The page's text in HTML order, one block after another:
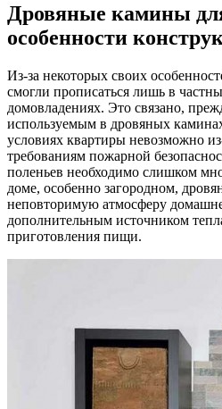
Дровяные камины
особенности
Из-за некоторых своих
смогли прописаться лишь в
домовладениях. Это связано,
используемым в дровяных
условиях квартиры невозможно
требованиям пожарной
поленьев необходимо слишком
доме, особенно загородном,
неповторимую атмосферу
дополнительным источником
приготовления пищи.